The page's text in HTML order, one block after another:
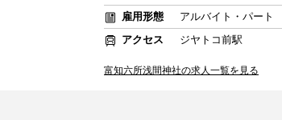
雇用形態
アルバイト・パート
アクセス
ジヤトコ前駅
富知六所浅間神社の求人一覧を見る